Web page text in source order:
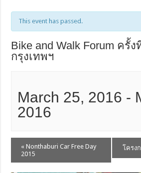
This event has passed.
Bike and Walk Forum ครั้
กรุงเทพฯ
March 25, 2016 -
2016
« Nonthaburi Car Free Day
2015
โครง